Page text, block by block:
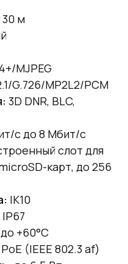
м
MJPEG
G.726/MP2L2/PCM
3D DNR, BLC,
с до 8 Мбит/с
слот для
карт, до 256
IK10
IP67
+60°C
(IEEE 802.3 af)